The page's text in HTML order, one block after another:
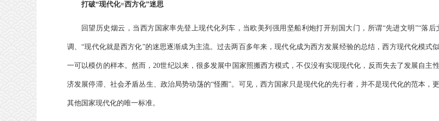
打破“现代化=西方化”迷思
回望历史烟云，当西方国家率先登上现代化列车，当欧美列强用坚船利炮打开别国大门，所谓“先进文明”“落后
调、“现代化就是西方化”的迷思逐渐成为主流。过去两百多年来，现代化成为西方发展经验的总结，西方现代化模式
一可以模仿的样本。然而，20世纪以来，很多发展中国家照搬西方模式，不仅没有实现现代化，反而失去了发展自主
济发展停滞、社会矛盾丛生、政治局势动荡的“怪圈”。可见，西方国家只是现代化的先行者，并不是现代化的范本，
其他国家现代化的唯一标准。